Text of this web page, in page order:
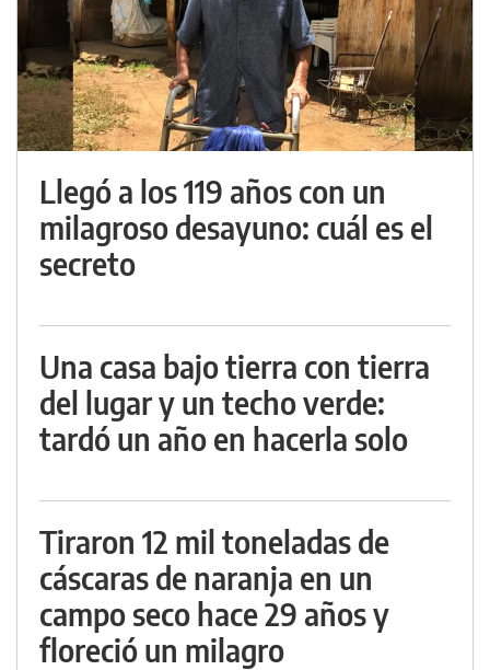
Llegó a los 119 años con un
milagroso desayuno: cuál es el
secreto
Una casa bajo tierra con tierra
del lugar y un techo verde:
tardó un año en hacerla solo
Tiraron 12 mil toneladas de
cáscaras de naranja en un
campo seco hace 29 años y
floreció un milagro